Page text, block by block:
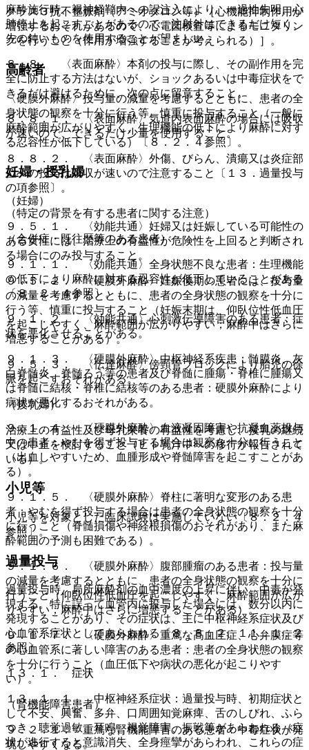
クラス３抗不整脈剤（アミオダロン等）［心機能抑制作用が
増強するおそれがあるので、心電図検査等によるモニタリン
グを行うこと（作用が増強することが考えられる）］。
高齢者
〈硬膜外麻酔〉投与量の減量を考慮するとともに、患者の全
身状態の観察を十分に行う等、慎重に投与すること（一般に
麻酔範囲が広がりやすく、生理機能の低下により麻酔に対す
る忍容性が低下している）〔８．２．４参照〕。
妊婦・授乳婦
（妊婦）
９．５．１． 〈効能共通〉妊婦又は妊娠している可能性の
ある女性には、治療上の有益性が危険性を上回ると判断され
る場合にのみ投与すること。
９．５．２． 〈硬膜外麻酔〉妊娠後期の患者には、投与量
の減量を考慮するとともに、患者の全身状態の観察を十分に
行う等、慎重に投与すること（妊娠末期は、仰臥位性低血圧
を起こしやすく、麻酔範囲が広がりやすい；麻酔中はさらに
増悪することがある）。
９．５．３． 〈伝達麻酔〉傍頸管ブロックにより胎児の徐
脈を起こすおそれがある。
（授乳婦）
治療上の有益性及び母乳栄養の有益性を考慮し、授乳の継続
又は中止を検討すること（ヒト乳汁中への移行が報告されて
いる）。
小児等
小児等を対象とした臨床試験は実施していない〔８．２．４
参照〕。
過量投与
過量投与時、局所麻酔剤の血中濃度の上昇に伴い、中毒が発
現する。特に誤って血管内に投与した場合には、数分以内に
発現することがあり、その症状は、主に中枢神経系症状及び
心血管系症状としてあらわれる〔８．８．２、１１．１．２
参照〕。
１３．１． 症状
１３．１．１． 中枢神経系症状：過量投与時、初期症状と
して不安、興奮、多弁、口周囲知覚麻痺、舌のしびれ、ふら
つき、聴覚過敏、耳鳴、視覚障害、振戦等があらわれる（症
状が進行すると意識消失、全身痙攣があらわれ、これらの症
麻酔施行時、視神経鞘内への誤注入により、一過性失明、心
肺停止を起こすことがあるので、注射針はできるだけ短く、
先の鈍いものを使用することが望ましい。
８．８． 〈表面麻酔〉本剤の投与に際し、その副作用を完
全に防止する方法はないが、ショックあるいは中毒症状をで
きるだけ避けるために、次の点に留意すること。
８．８．１． 〈表面麻酔〉気道内表面麻酔の場合には吸収
が速いので、できるだけ少量を使用すること。
８．８．２． 〈表面麻酔〉外傷、びらん、潰瘍又は炎症部
位への投与は吸収が速いので注意すること〔１３．過量投与
の項参照〕。
（特定の背景を有する患者に関する注意）
（合併症・既往歴等のある患者）
９．１．１． 〈効能共通〉全身状態不良な患者：生理機能
の低下により麻酔に対する忍容性が低下していることがある
〔８．２．４参照〕。
９．１．２． 〈効能共通〉心刺激伝導障害のある患者：症
状を悪化させることがある。
９．１．３． 〈硬膜外麻酔〉中枢神経系疾患：髄膜炎、灰
白脊髄炎、脊髄ろう等の患者及び脊髄に腫瘍・脊椎に腫瘍又
は脊髄に結核・脊椎に結核等のある患者：硬膜外麻酔により
病状が悪化するおそれがある。
９．１．４． 〈硬膜外麻酔〉血液凝固障害や抗凝血薬投与
中の患者：やむを得ず投与する場合は観察を十分に行うこと
（出血しやすいため、血腫形成や脊髄障害を起こすことがあ
る）。
９．１．５． 〈硬膜外麻酔〉脊柱に著明な変形のある患
者：やむを得ず投与する場合は患者の全身状態の観察を十分
に行うこと（脊髄損傷や神経根損傷のおそれがあり、また麻
酔範囲の予測も困難である）。
９．１．６． 〈硬膜外麻酔〉腹部腫瘤のある患者：投与量
の減量を考慮するとともに、患者の全身状態の観察を十分に
行うこと（仰臥位性低血圧を起こしやすく、麻酔範囲が広が
りやすい；麻酔中はさらに増悪することがある）。
９．１．７． 〈硬膜外麻酔〉重篤な高血圧症、心弁膜症等
の心血管系に著しい障害のある患者：患者の全身状態の観察
を十分に行うこと（血圧低下や病状の悪化が起こりやす
い）。
（腎機能障害患者）
９．２．１． 重篤な腎機能障害のある患者：中毒症状が発
現しやすくなる。